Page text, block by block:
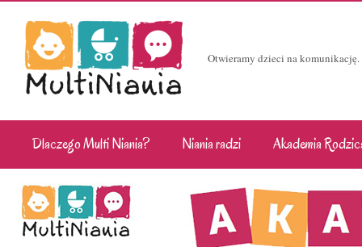
Otwieramy dzieci na
Dlaczego Multi Niania? Niania radzi Akademia